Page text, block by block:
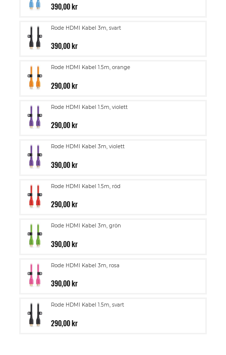
390,00 kr
Rode HDMI Kabel 3m, svart
390,00 kr
Rode HDMI Kabel 1.5m, orange
290,00 kr
Rode HDMI Kabel 1.5m, violett
290,00 kr
Rode HDMI Kabel 3m, violett
390,00 kr
Rode HDMI Kabel 1.5m, röd
290,00 kr
Rode HDMI Kabel 3m, grön
390,00 kr
Rode HDMI Kabel 3m, rosa
390,00 kr
Rode HDMI Kabel 1.5m, svart
290,00 kr